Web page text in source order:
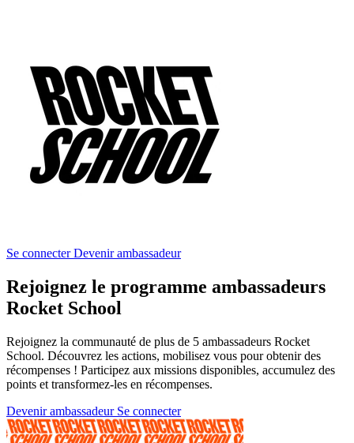
Se connecterDevenir ambassadeur
Rejoignez le programme ambassadeurs
Rocket School
Rejoignez la communauté de plus de 5 ambassadeurs Rocket
School. Découvrez les actions, mobilisez vous pour obtenir des
récompenses ! Participez aux missions disponibles, accumulez des
points et transformez-les en récompenses.
Devenir ambassadeur Se connecter